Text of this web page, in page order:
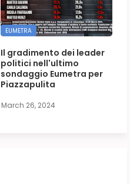
EUMETRA
Il gradimento dei leader
politici nell'ultimo
sondaggio Eumetra per
Piazzapulita
March 26, 2024